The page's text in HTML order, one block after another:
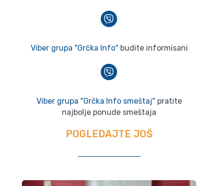
Viber grupa "Grčka Info" budite informisani
Viber grupa "Grčka Info smeštaj" pratite
najbolje ponude smeštaja
POGLEDAJTE JOŠ